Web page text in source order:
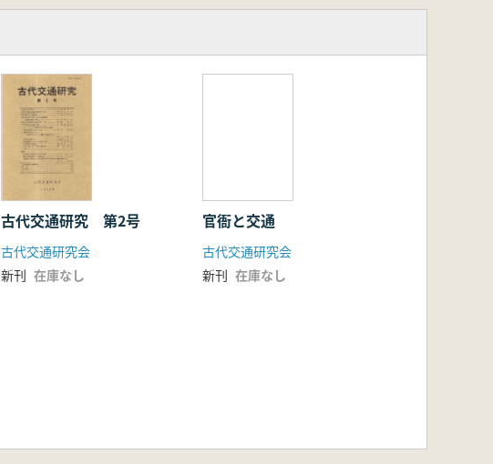
古代交通研究 第2号
古代交通研究会
新刊 在庫なし
官衙と交通
古代交通研究会
新刊 在庫なし